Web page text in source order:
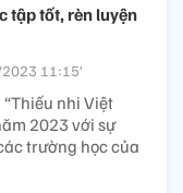
tập tốt, rèn luyện
11:15’
nhi Việt
2023 với sự
trường học của